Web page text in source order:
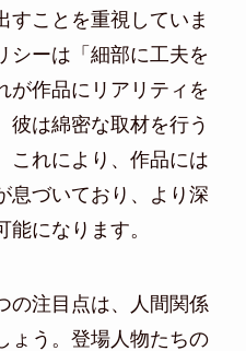
すことを重視していま
シーは「細部に工夫を
が作品にリアリティを
彼は綿密な取材を行う
これにより、作品には
息づいており、より深
になります。
の注目点は、人間関係
ょう。登場人物たちの